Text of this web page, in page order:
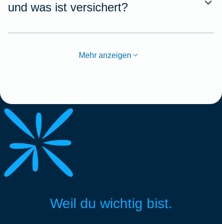
und was ist versichert?
Mehr anzeigen
Weil du wichtig bist.